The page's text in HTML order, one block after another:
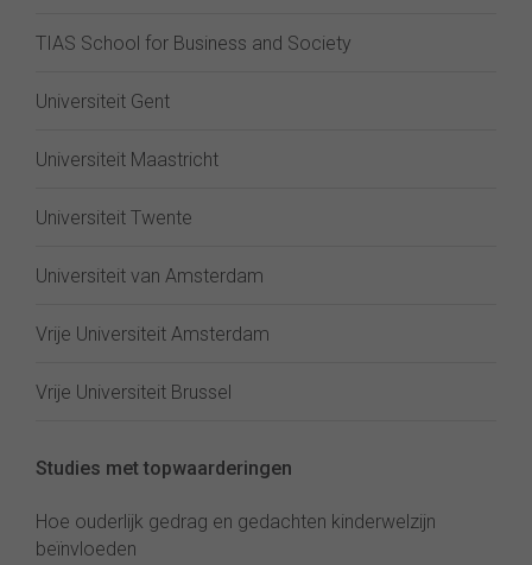
TIAS School for Business and Society
Universiteit Gent
Universiteit Maastricht
Universiteit Twente
Universiteit van Amsterdam
Vrije Universiteit Amsterdam
Vrije Universiteit Brussel
Studies met topwaarderingen
Hoe ouderlijk gedrag en gedachten kinderwelzijn
beïnvloeden